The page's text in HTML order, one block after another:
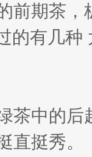
前期茶
茶中的后
直挺秀。